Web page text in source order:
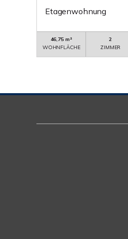
Etagenwohnung
46,75 m²
WOHNFLÄCHE
2
ZIMMER